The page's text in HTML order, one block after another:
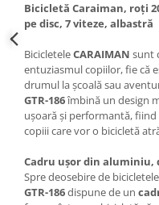
Bicicletă Caraiman, roți
pe disc, 7 viteze, albastră
BicicleteleCARAIMAN sunt
entuziasmul copiilor, fie că
drumul la școală sau
GTR-186îmbină un design
ușoară și performantă,
copiii care vor o bicicletă
Cadru ușor din aluminiu,
Spre deosebire de
GTR-186dispune de un